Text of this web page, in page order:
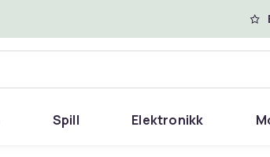
Spill Elektronikk